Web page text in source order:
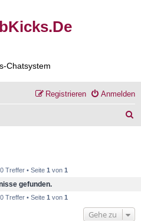
Chatsystem
Anmelden
Registrieren
Treffer • Seite 1 von 1
gefunden.
Treffer • Seite 1 von 1
Gehe zu